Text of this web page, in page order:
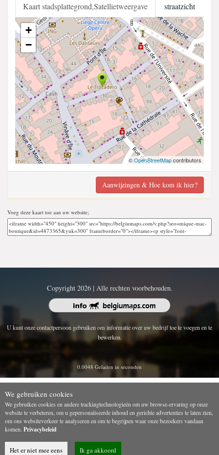
Kaart stadsplattegrond,Satellietweergave straatzicht
+
−
©OpenStreetMapcontributors
Aanwijzingen & Hoe kom ik hier?
Voeg deze kaart toe aan uw website;
Copyright 2026 | Alle rechten voorbehouden.
U kunt onze contactpersoon gebruiken om informatie over uw bedrijf toe te voegen en te
bewerken.
0.0048 Geladen in seconden
We gebruiken cookies
We gebruiken cookies en andere trackingtechnologieën om uw browse-ervaring op onze
website te verbeteren, om u gepersonaliseerde inhoud en gerichte advertenties te laten zien,
om ons websiteverkeer te analyseren en om te begrijpen waar onze bezoekers vandaan
komen. Privacybeleid
Het er niet mee eens Ik ga akkoord